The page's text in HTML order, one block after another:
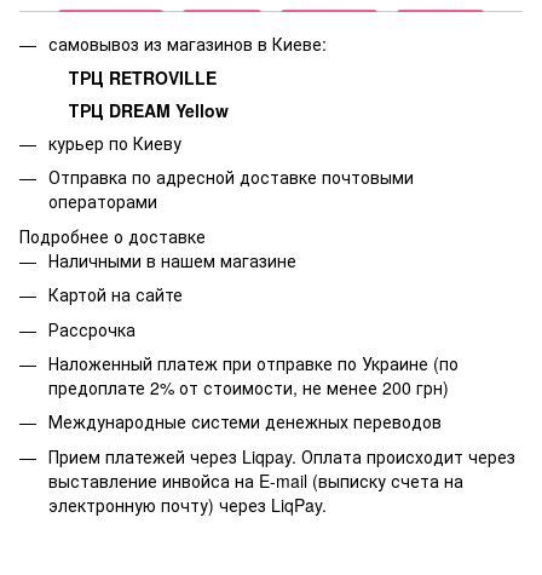
самовывоз из магазинов в Киеве:
ТРЦ RETROVILLE
ТРЦ DREAM Yellow
курьер по Киеву
Отправка по адресной доставке почтовыми
операторами
Подробнее о доставке
Наличными в нашем магазине
Картой на сайте
Рассрочка
Наложенный платеж при отправке по Украине (по
предоплате 2% от стоимости, не менее 200 грн)
Международные системи денежных переводов
Прием платежей через Liqpay. Оплата происходит через
выставление инвойса на E-mail (выписку счета на
электронную почту) через LiqPay.